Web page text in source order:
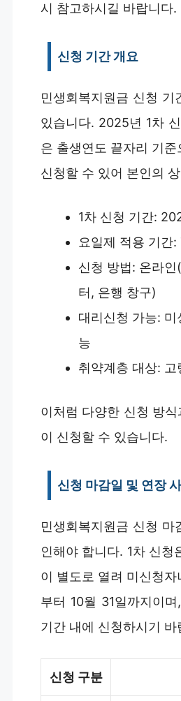
시 참고하시길 바랍니다.
신청 기간 개요
민생회복지원금 신청
있습니다. 2025년 1차
은 출생연도 끝자리 기
신청할 수 있어 본인의
1차 신청 기간:
요일제 적용 기간
신청 방법: 온라
터, 은행 창구)
대리신청 가능:
능
취약계층 대상:
이처럼 다양한 신청 방
이 신청할 수 있습니다.
신청 마감일 및 연장
민생회복지원금 신청
인해야 합니다. 1차 신
이 별도로 열려 미신청
부터 10월 31일까지이
기간 내에 신청하시기 바
신청 구분